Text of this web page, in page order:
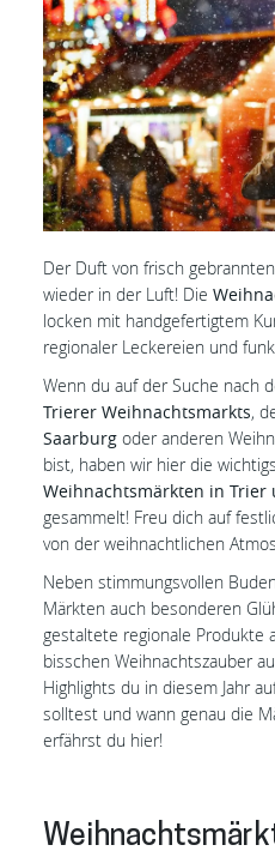
Der Duft von frisch
wieder in der Luft! Die
locken mit handgefertigtem
regionaler Leckereien und
Wenn du auf der Suche nach
Trierer Weihnachtsmarkts,
Saarburg oder anderen
bist, haben wir hier die
Weihnachtsmärkten in Trier
gesammelt! Freu dich auf
von der weihnachtlichen
Neben stimmungsvollen
Märkten auch besonderen
gestaltete regionale Produkte
bisschen Weihnachtszauber
Highlights du in diesem Jahr
solltest und wann genau die
erfährst du hier!